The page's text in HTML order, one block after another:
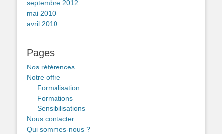
septembre 2012
mai 2010
avril 2010
Pages
Nos références
Notre offre
Formalisation
Formations
Sensibilisations
Nous contacter
Qui sommes-nous ?